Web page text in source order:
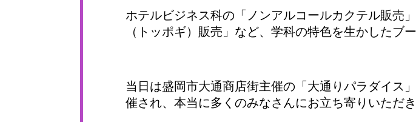
ホテルビジネス科の「ノンアルコールカクテル販売
（トッポギ）販売」など、学科の特色を生かしたブ
当日は盛岡市大通商店街主催の「大通りパラダイス
催され、本当に多くのみなさんにお立ち寄りいただき